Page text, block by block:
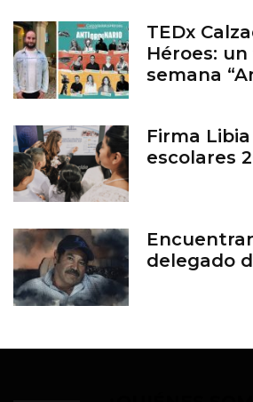
TEDx
Héroes:
semana
Firma
escolares
delegado